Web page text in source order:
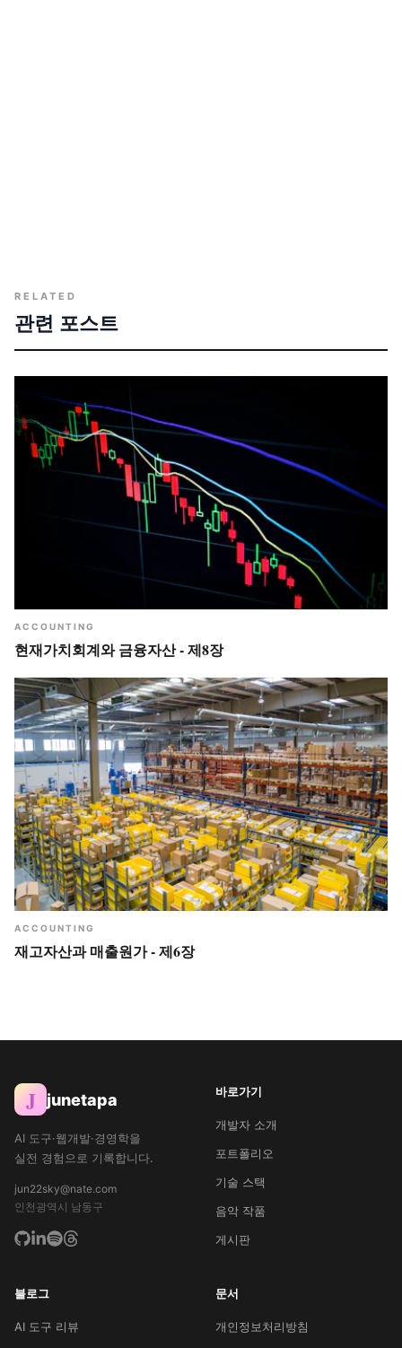
RELATED
관련 포스트
ACCOUNTING
현재가치회계와 금융자산 - 제8장
ACCOUNTING
재고자산과 매출원가 - 제6장
J junetapa
AI 도구·웹개발·경영학을
실전 경험으로 기록합니다.
jun22sky@nate.com
인천광역시 남동구
바로가기
개발자 소개
포트폴리오
기술 스택
음악 작품
게시판
블로그
AI 도구 리뷰
문서
개인정보처리방침